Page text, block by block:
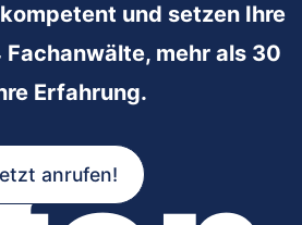
und setzen Ihre
Fachanwälte, mehr als 30
Erfahrung.
anrufen!